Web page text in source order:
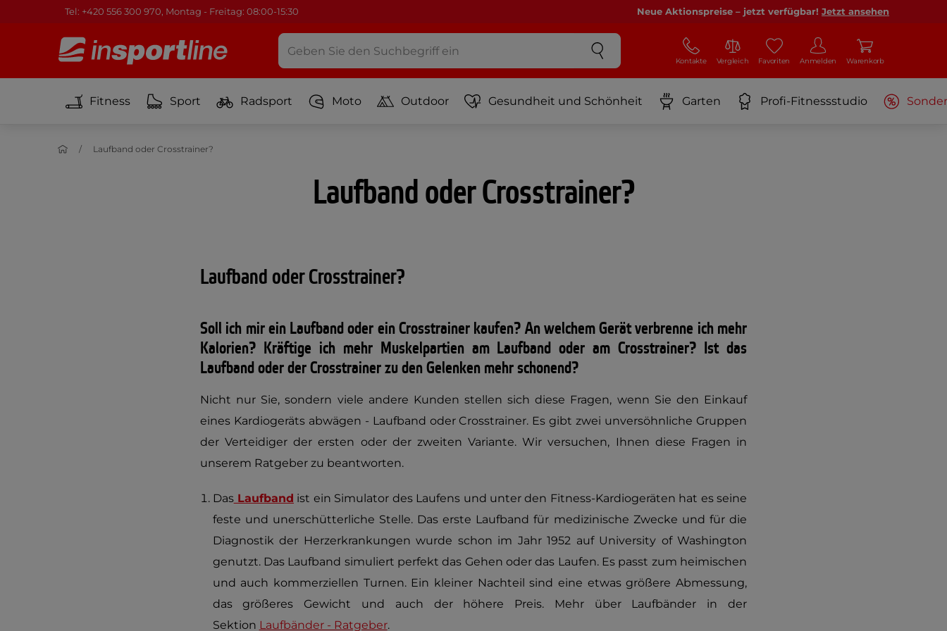
Tel: +420 556 300 970, Montag - Freitag: 08:00-15:30 Neue Aktionspreise – jetzt verfügbar! Jetzt ansehen
Kontakte Vergleich Favoriten Anmelden Warenkorb
Fitness Sport Radsport Moto Outdoor Gesundheit und Schönheit Garten Profi-Fitnessstudio
Laufband oder Crosstrainer?
Laufband oder Crosstrainer?
Laufband oder Crosstrainer?
Soll ich mir ein Laufband oder ein Crosstrainer kaufen? An welchem Gerät verbrenne ich mehr
Kalorien? Kräftige ich mehr Muskelpartien am Laufband oder am Crosstrainer? Ist das
Laufband oder der Crosstrainer zu den Gelenken mehr schonend?
Nicht nur Sie, sondern viele andere Kunden stellen sich diese Fragen, wenn Sie den Einkauf
eines Kardiogeräts abwägen - Laufband oder Crosstrainer. Es gibt zwei unversöhnliche Gruppen
der Verteidiger der ersten oder der zweiten Variante. Wir versuchen, Ihnen diese Fragen in
unserem Ratgeber zu beantworten.
DasLaufband ist ein Simulator des Laufens und unter den Fitness-Kardiogeräten hat es seine
feste und unerschütterliche Stelle. Das erste Laufband für medizinische Zwecke und für die
Diagnostik der Herzerkrankungen wurde schon im Jahr 1952 auf University of Washington
genutzt. Das Laufband simuliert perfekt das Gehen oder das Laufen. Es passt zum heimischen
und auch kommerziellen Turnen. Ein kleiner Nachteil sind eine etwas größere Abmessung,
das größeres Gewicht und auch der höhere Preis. Mehr über Laufbänder in der
Sektion Laufbänder - Ratgeber.